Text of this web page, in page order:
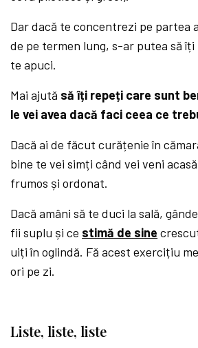
Dar dacă te concentrezi pe partea
de pe termen lung, s-ar putea să îți
te apuci.
Mai ajută să îți repeți care sunt
le vei avea dacă faci ceea ce
Dacă ai de făcut curățenie în
bine te vei simți când vei veni
frumos și ordonat.
Dacă amâni să te duci la sală,
fii suplu și ce stimă de sine
uiți în oglindă. Fă acest exercițiu
ori pe zi.
Liste, liste, liste